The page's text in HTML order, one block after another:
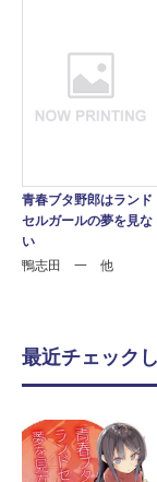
青春ブタ野郎はランド
セルガールの夢を見な
い
鴨志田 一 他
最近チェック